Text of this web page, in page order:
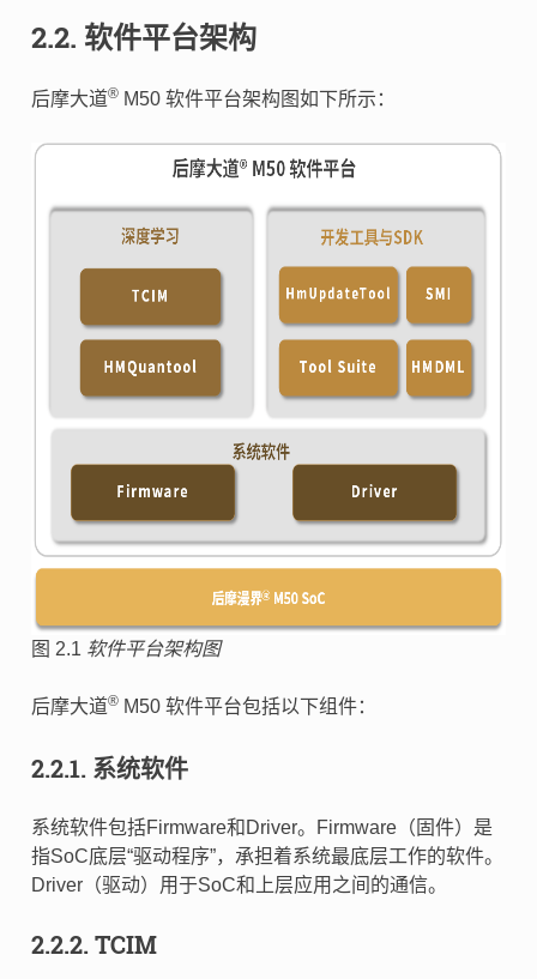
2.2. 软件平台架构
后摩大道®M50 软件平台架构图如下所示：
图 2.1 软件平台架构图
后摩大道®M50 软件平台包括以下组件：
2.2.1. 系统软件
系统软件包括Firmware和Driver。Firmware（固件）是
指SoC底层“驱动程序”，承担着系统最底层工作的软件。
Driver（驱动）用于SoC和上层应用之间的通信。
2.2.2. TCIM